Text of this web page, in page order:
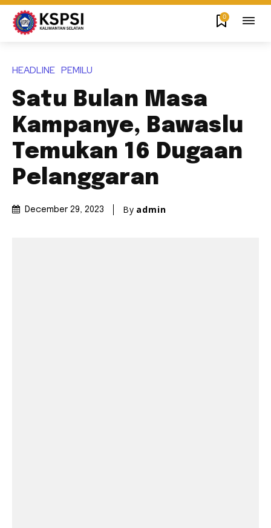
0
HEADLINE PEMILU
Satu Bulan Masa
Kampanye, Bawaslu
Temukan 16 Dugaan
Pelanggaran
December 29, 2023 By admin